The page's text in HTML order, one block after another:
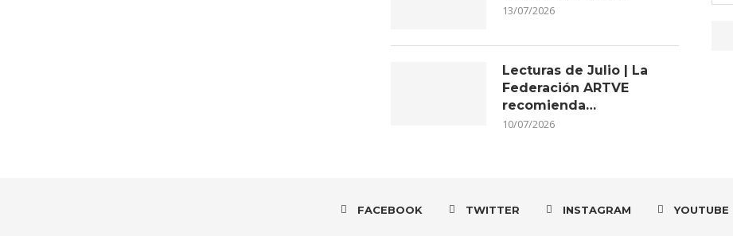
13/07/2026
Lecturas de Julio | La
Federación ARTVE
recomienda…
10/07/2026
FACEBOOK TWITTER INSTAGRAM YOUTUBE